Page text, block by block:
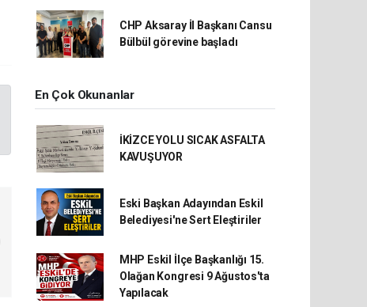
CHP Aksaray İl Başkanı Cansu
Bülbül görevine başladı
En Çok Okunanlar
İKİZCE YOLU SICAK ASFALTA
KAVUŞUYOR
Eski Başkan Adayından Eskil
Belediyesi'ne Sert Eleştiriler
MHP Eskil İlçe Başkanlığı 15.
Olağan Kongresi 9 Ağustos'ta
Yapılacak